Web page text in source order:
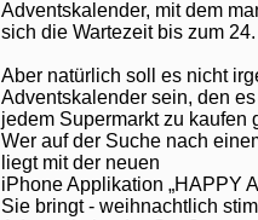
Adventskalender, mit dem
sich die Wartezeit bis zum
Aber natürlich soll es nicht
Adventskalender sein, den
jedem Supermarkt zu kaufen
Wer auf der Suche nach
liegt mit der neuen
iPhone Applikation „HAPPY
Sie bringt - weihnachtlich